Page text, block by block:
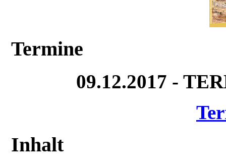
Termine
09.12.2017 -
Inhalt